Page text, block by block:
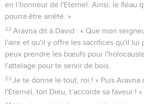
en l’honneur de l'Eternel. Ainsi, le fléau
pourra être arrêté. »
22 Aravna dit à David : « Que mon
l'aire et qu'il y offre les sacrifices qu'il lui
peux prendre les bœufs pour
l'attelage pour te servir de bois.
23 Je te donne le tout, roi ! » Puis Aravna
l'Eternel, ton Dieu, t’accorde sa faveur ! »